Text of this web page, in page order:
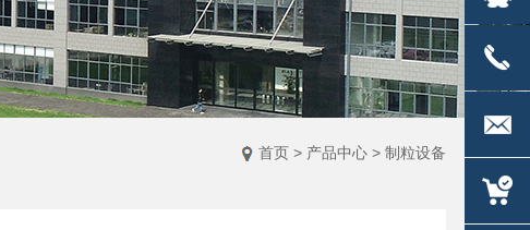
首页 > 产品中心 > 制粒设备